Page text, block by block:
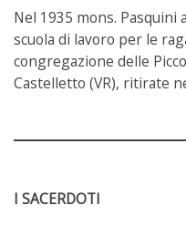
Nel 1935 mons. Pasquini
scuola di lavoro per le
congregazione delle
Castelletto (VR), ritirate
I SACERDOTI